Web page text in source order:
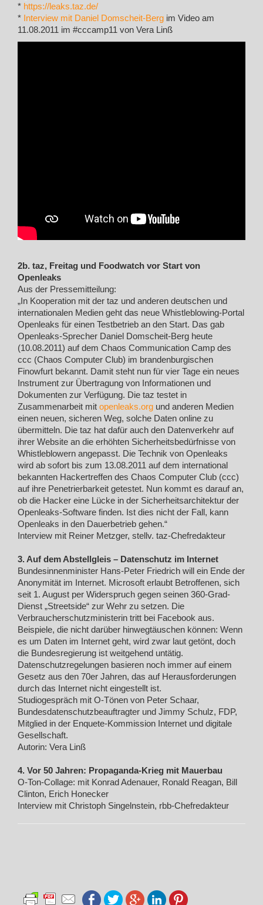
* https://leaks.taz.de/
* Interview mit Daniel Domscheit-Berg im Video am
11.08.2011 im #cccamp11 von Vera Linß
2b. taz, Freitag und Foodwatch vor Start von
Openleaks
Aus der Pressemitteilung:
„In Kooperation mit der taz und anderen deutschen und
internationalen Medien geht das neue Whistleblowing-Portal
Openleaks für einen Testbetrieb an den Start. Das gab
Openleaks-Sprecher Daniel Domscheit-Berg heute
(10.08.2011) auf dem Chaos Communication Camp des
ccc (Chaos Computer Club) im brandenburgischen
Finowfurt bekannt. Damit steht nun für vier Tage ein neues
Instrument zur Übertragung von Informationen und
Dokumenten zur Verfügung. Die taz testet in
Zusammenarbeit mit openleaks.org und anderen Medien
einen neuen, sicheren Weg, solche Daten online zu
übermitteln. Die taz hat dafür auch den Datenverkehr auf
ihrer Website an die erhöhten Sicherheitsbedürfnisse von
Whistleblowern angepasst. Die Technik von Openleaks
wird ab sofort bis zum 13.08.2011 auf dem international
bekannten Hackertreffen des Chaos Computer Club (ccc)
auf ihre Penetrierbarkeit getestet. Nun kommt es darauf an,
ob die Hacker eine Lücke in der Sicherheitsarchitektur der
Openleaks-Software finden. Ist dies nicht der Fall, kann
Openleaks in den Dauerbetrieb gehen.“
Interview mit Reiner Metzger, stellv. taz-Chefredakteur
3. Auf dem Abstellgleis – Datenschutz im Internet
Bundesinnenminister Hans-Peter Friedrich will ein Ende der
Anonymität im Internet. Microsoft erlaubt Betroffenen, sich
seit 1. August per Widerspruch gegen seinen 360-Grad-
Dienst „Streetside“ zur Wehr zu setzen. Die
Verbraucherschutzministerin tritt bei Facebook aus.
Beispiele, die nicht darüber hinwegtäuschen können: Wenn
es um Daten im Internet geht, wird zwar laut getönt, doch
die Bundesregierung ist weitgehend untätig.
Datenschutzregelungen basieren noch immer auf einem
Gesetz aus den 70er Jahren, das auf Herausforderungen
durch das Internet nicht eingestellt ist.
Studiogespräch mit O-Tönen von Peter Schaar,
Bundesdatenschutzbeauftragter und Jimmy Schulz, FDP,
Mitglied in der Enquete-Kommission Internet und digitale
Gesellschaft.
Autorin: Vera Linß
4. Vor 50 Jahren: Propaganda-Krieg mit Mauerbau
O-Ton-Collage: mit Konrad Adenauer, Ronald Reagan, Bill
Clinton, Erich Honecker
Interview mit Christoph Singelnstein, rbb-Chefredakteur